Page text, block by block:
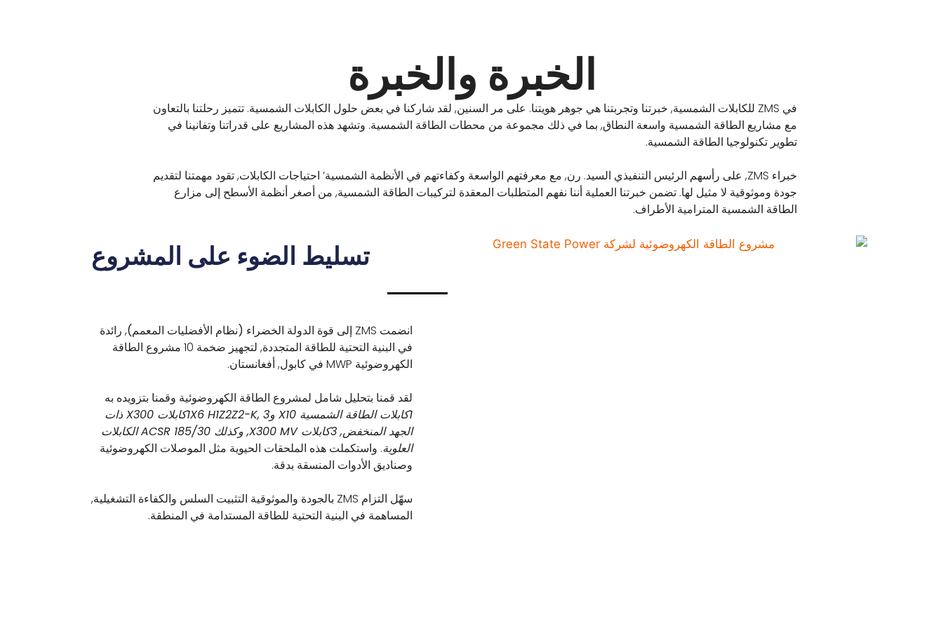
الخبرة والخبرة
في ZMS للكابلات الشمسية, خبرتنا وتجربتنا هي جوهر هويتنا. على مر السنين, لقد شاركنا في بعض حلول الكابلات الشمسية. تتميز رحلتنا بالتعاون
مع مشاريع الطاقة الشمسية واسعة النطاق, بما في ذلك مجموعة من محطات الطاقة الشمسية. وتشهد هذه المشاريع على قدراتنا وتفانينا في
تطوير تكنولوجيا الطاقة الشمسية.
خبراء ZMS, على رأسهم الرئيس التنفيذي السيد. رن, مع معرفتهم الواسعة وكفاءتهم في الأنظمة الشمسية’ احتياجات الكابلات, تقود مهمتنا لتقديم
جودة وموثوقية لا مثيل لها. تضمن خبرتنا العملية أننا نفهم المتطلبات المعقدة لتركيبات الطاقة الشمسية, من أصغر أنظمة الأسطح إلى مزارع
الطاقة الشمسية المترامية الأطراف.
تسليط الضوء على المشروع
انضمت ZMS إلى قوة الدولة الخضراء (نظام الأفضليات المعمم), رائدة
في البنية التحتية للطاقة المتجددة, لتجهيز ضخمة 10 مشروع الطاقة
الكهروضوئية MWP في كابول, أفغانستان.
لقد قمنا بتحليل شامل لمشروع الطاقة الكهروضوئية وقمنا بتزويده به
1كابلات الطاقة الشمسية X10 و1X6 H1Z2Z2-K, 3كابلات X300 ذات
الجهد المنخفض, 3كابلات X300 MV, وكذلك ACSR 185/30 الكابلات
العلوية. واستكملت هذه الملحقات الحيوية مثل الموصلات الكهروضوئية
وصناديق الأدوات المنسقة بدقة.
سهّل التزام ZMS بالجودة والموثوقية التثبيت السلس والكفاءة التشغيلية,
المساهمة في البنية التحتية للطاقة المستدامة في المنطقة.